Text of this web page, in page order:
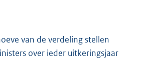
van de verdeling stellen
over ieder uitkeringsjaar